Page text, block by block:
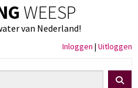
WEESP
van Nederland!
Inloggen | Uitloggen